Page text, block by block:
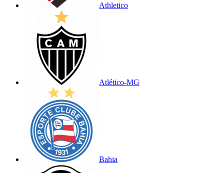
Athletico
Atlético-MG
Bahia